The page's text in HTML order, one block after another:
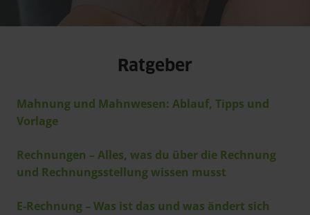
Ratgeber
Mahnung und Mahnwesen: Ablauf, Tipps und
Vorlage
Rechnungen – Alles, was du über die Rechnung
und Rechnungsstellung wissen musst
E-Rechnung – Was ist das und was ändert sich